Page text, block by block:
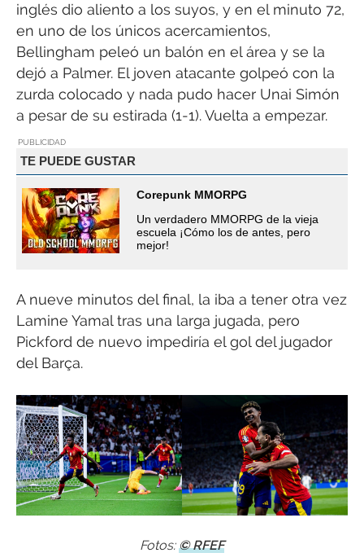
inglés dio aliento a los suyos, y en el minuto 72,
en uno de los únicos acercamientos,
Bellingham peleó un balón en el área y se la
dejó a Palmer. El joven atacante golpeó con la
zurda colocado y nada pudo hacer Unai Simón
a pesar de su estirada (1-1). Vuelta a empezar.
PUBLICIDAD
TE PUEDE GUSTAR
Corepunk MMORPG
Un verdadero MMORPG de la vieja
escuela ¡Cómo los de antes, pero
mejor!
A nueve minutos del final, la iba a tener otra vez
Lamine Yamal tras una larga jugada, pero
Pickford de nuevo impediría el gol del jugador
del Barça.
Fotos:© RFEF